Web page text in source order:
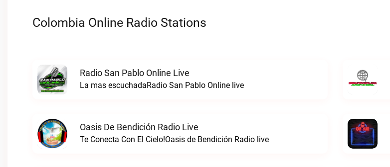
Colombia Online Radio Stations
Radio San Pablo Online Live
La mas escuchadaRadio San Pablo Online live
Oasis De Bendición Radio Live
Te Conecta Con El Cielo!Oasis de Bendición Radio live